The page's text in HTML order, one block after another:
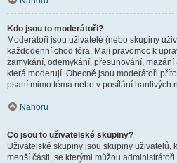
Kdo jsou to moderátoři?
Moderátoři jsou uživatelé (nebo skupiny
každodenní chod fóra. Mají pravomoc k
zamykání, odemykání, přesunování,
která moderují. Obecně jsou moderátoři
psaní mimo téma nebo v posílání hanlivých
Nahoru
Co jsou to uživatelské skupiny?
Uživatelské skupiny jsou skupiny uživatelů,
menší části, se kterými můžou